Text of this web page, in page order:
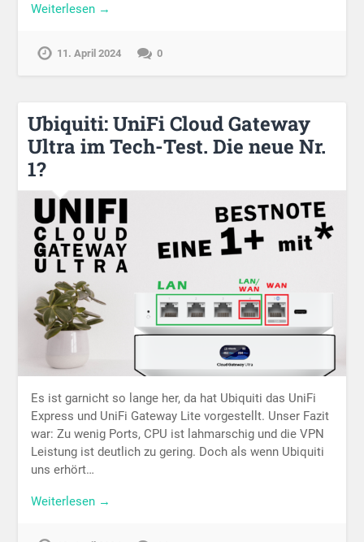
Weiterlesen →
11. April 2024 0
Ubiquiti: UniFi Cloud Gateway
Ultra im Tech-Test. Die neue Nr.
1?
Es ist garnicht so lange her, da hat Ubiquiti das UniFi
Express und UniFi Gateway Lite vorgestellt. Unser Fazit
war: Zu wenig Ports, CPU ist lahmarschig und die VPN
Leistung ist deutlich zu gering. Doch als wenn Ubiquiti
uns erhört…
Weiterlesen →